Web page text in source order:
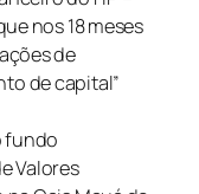
nos 18 meses
de
de capital”
fundo
Valores